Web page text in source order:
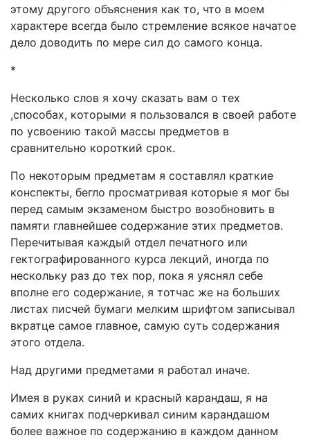
этому другого объяснения как то, что в моем
характере всегда было стремление всякое начатое
дело доводить по мере сил до самого конца.
*
Несколько слов я хочу сказать вам о тех
,способах, которыми я пользовался в своей работе
по усвоению такой массы предметов в
сравнительно короткий срок.
По некоторым предметам я составлял краткие
конспекты, бегло просматривая которые я мог бы
перед самым экзаменом быстро возобновить в
памяти главнейшее содержание этих предметов.
Перечитывая каждый отдел печатного или
гектографированного курса лекций, иногда по
нескольку раз до тех пор, пока я уяснял себе
вполне его содержание, я тотчас же на больших
листах писчей бумаги мелким шрифтом записывал
вкратце самое главное, самую суть содержания
этого отдела.
Над другими предметами я работал иначе.
Имея в руках синий и красный карандаш, я на
самих книгах подчеркивал синим карандашом
более важное по содержанию в каждом данном